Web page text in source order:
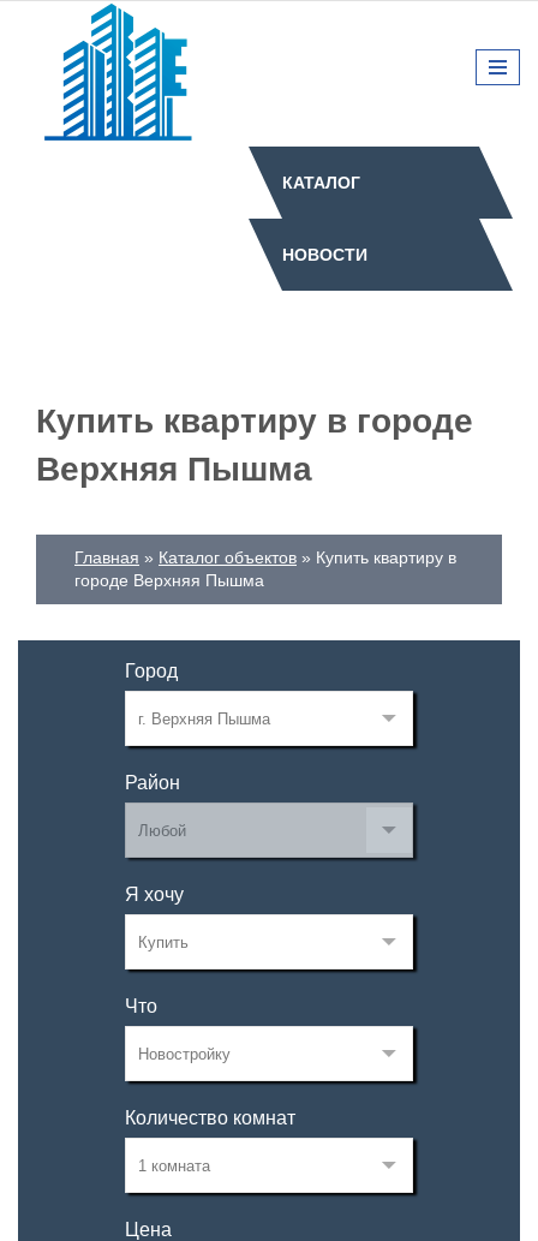
КАТАЛОГ
НОВОСТИ
Купить квартиру в городе
Верхняя Пышма
Главная Каталог объектов
Купить квартиру в
городе Верхняя Пышма
Город
Район
Я хочу
Что
Количество комнат
Цена